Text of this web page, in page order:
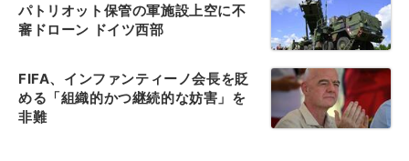
パトリオット保管の軍施設上空に不
審ドローン ドイツ西部
FIFA、インファンティーノ会長を貶
める「組織的かつ継続的な妨害」を
非難